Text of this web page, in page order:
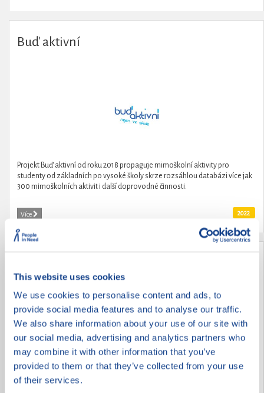
This website uses cookies
We use cookies to personalise content and ads, to
provide social media features and to analyse our traffic.
We also share information about your use of our site with
our social media, advertising and analytics partners who
may combine it with other information that you’ve
provided to them or that they’ve collected from your use
of their services.
Buď aktivní
Projekt Buď aktivní od roku 2018 propaguje mimoškolní aktivity pro
studenty od základních po vysoké školy skrze rozsáhlou databázi více jak
300 mimoškolních aktivit i další doprovodné činnosti.
Více 2022